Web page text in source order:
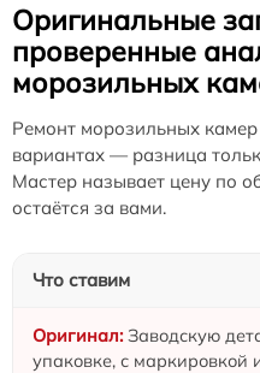
Оригинальные
проверенные
морозильных
Ремонт морозильных
вариантах — разница
Мастер называет цену по
остаётся за вами.
Что ставим
Заводскую
упаковке, с маркировкой